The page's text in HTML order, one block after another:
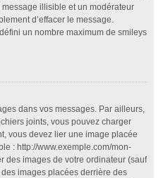
illisible et un modérateur
d’effacer le message.
un nombre maximum de smileys
dans vos messages. Par ailleurs,
joints, vous pouvez charger
vous devez lier une image placée
: http://www.exemple.com/mon-
des images de votre ordinateur (sauf
images placées derrière des